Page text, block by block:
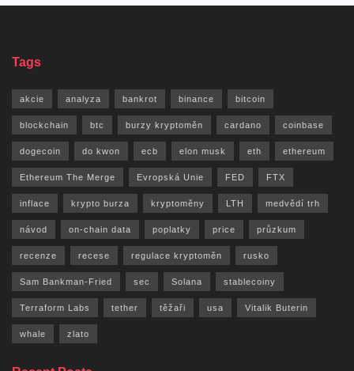
Tags
akcie analyza bankrot binance bitcoin
blockchain btc burzy kryptoměn cardano coinbase
dogecoin do kwon ecb elon musk eth ethereum
Ethereum The Merge Evropská Unie FED FTX
inflace krypto burza kryptoměny LTH medvědí trh
návod on-chain data poplatky price průzkum
recenze recese regulace kryptoměn rusko
Sam Bankman-Fried sec Solana stablecoiny
Terraform Labs tether těžaři usa Vitalik Buterin
whale zlato